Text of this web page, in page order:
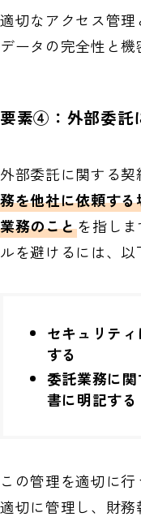
適切なアクセス管
データの完全性と機
要素④：外部委託
外部委託に関する
務を他社に依頼す
業務のことを指し
ルを避けるには、以
セキュリテ
する
委託業務に
書に明記する
この管理を適切に
適切に管理し、財